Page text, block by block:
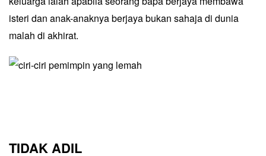
isteri dan anak-anaknya berjaya bukan sahaja di dunia
malah di akhirat.
TIDAK ADIL